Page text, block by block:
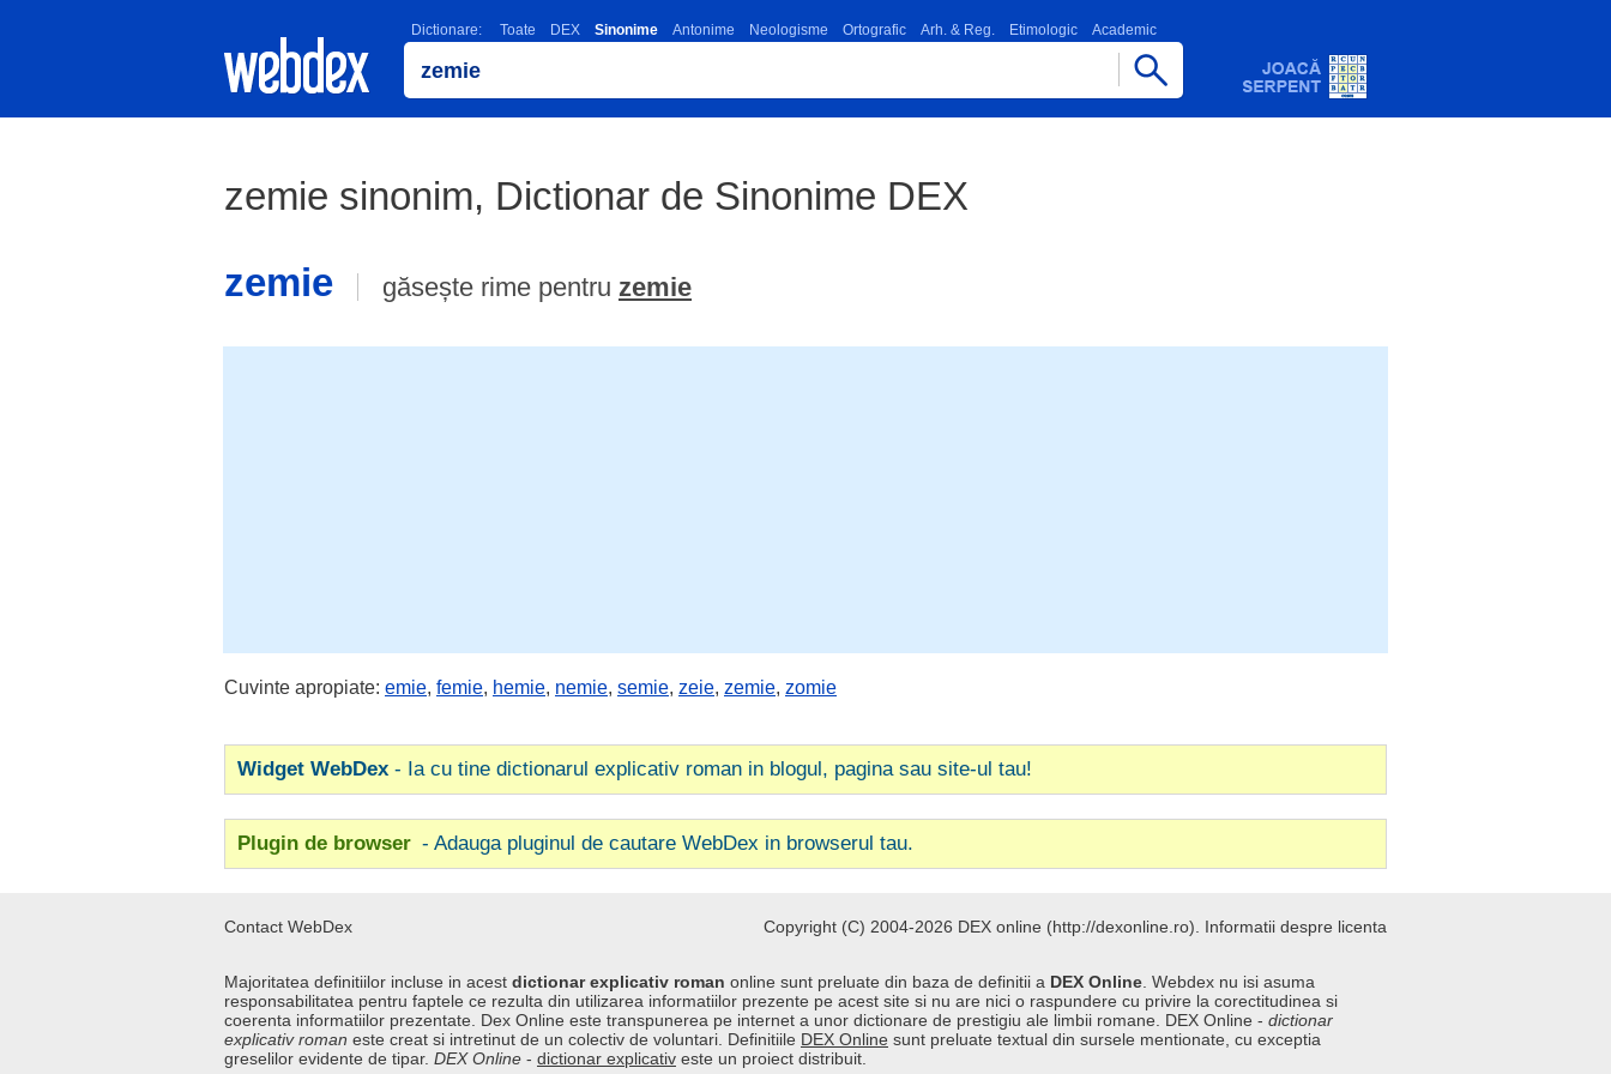
Dictionare: Toate DEX Sinonime Antonime Neologisme Ortografic Arh. & Reg. Etimologic Academic
zemie sinonim, Dictionar de Sinonime DEX
zemie
găsește rime pentru zemie
Cuvinte apropiate: emie, femie, hemie, nemie, semie, zeie, zemie, zomie
Widget WebDex - Ia cu tine dictionarul explicativ roman in blogul, pagina sau site-ul tau!
Plugin de browser - Adauga pluginul de cautare WebDex in browserul tau.
Contact WebDex Copyright (C) 2004-2026 DEX online (http://dexonline.ro). Informatii despre licenta
Majoritatea definitiilor incluse in acest dictionar explicativ roman online sunt preluate din baza de definitii a DEX Online . Webdex nu isi asuma
responsabilitatea pentru faptele ce rezulta din utilizarea informatiilor prezente pe acest site si nu are nici o raspundere cu privire la corectitudinea si
coerenta informatiilor prezentate. Dex Online este transpunerea pe internet a unor dictionare de prestigiu ale limbii romane. DEX Online - dictionar
explicativ roman este creat si intretinut de un colectiv de voluntari. Definitiile DEX Online sunt preluate textual din sursele mentionate, cu exceptia
greselilor evidente de tipar. DEX Online - dictionar explicativ este un proiect distribuit.